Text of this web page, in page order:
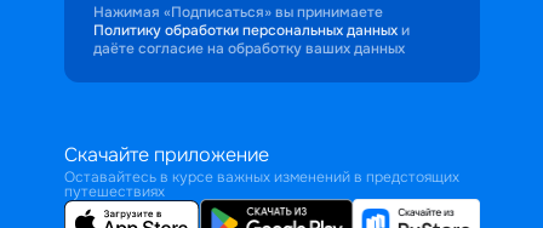
Нажимая «Подписаться» вы принимаете
Политику обработки персональных данных и
даёте согласие на обработку ваших данных
Скачайте приложение
Оставайтесь в курсе важных изменений в предстоящих
путешествиях